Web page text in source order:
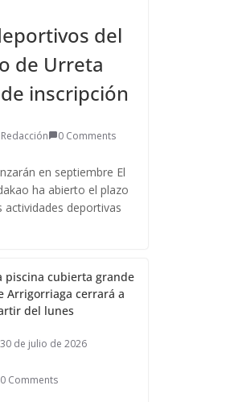
del
de Urreta
inscripción
Redacción 0 Comments
en septiembre El
ha abierto el plazo
actividades deportivas
piscina cubierta grande
Arrigorriaga cerrará a
del lunes
30 de julio de 2026
0 Comments